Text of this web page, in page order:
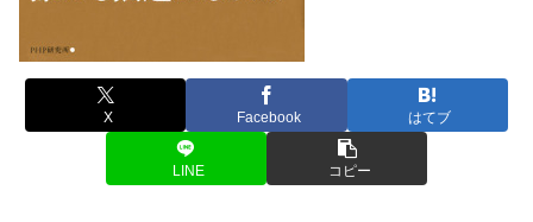
X Facebook はてブ
LINE コピー